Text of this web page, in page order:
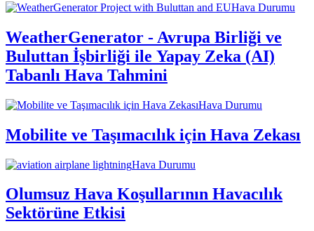
Hava Durumu
WeatherGenerator - Avrupa Birliği ve
Buluttan İşbirliği ile Yapay Zeka (AI)
Tabanlı Hava Tahmini
Hava Durumu
Mobilite ve Taşımacılık için Hava Zekası
Hava Durumu
Olumsuz Hava Koşullarının Havacılık
Sektörüne Etkisi